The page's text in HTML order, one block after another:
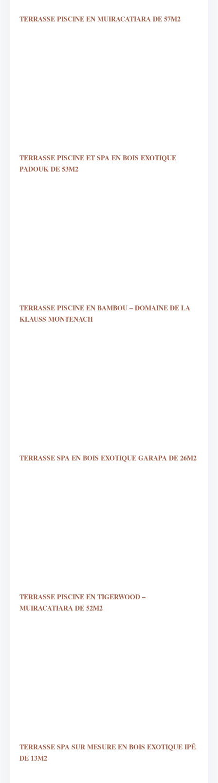
TERRASSE PISCINE EN MUIRACATIARA DE 57M2
TERRASSE PISCINE ET SPA EN BOIS EXOTIQUE
PADOUK DE 53M2
TERRASSE PISCINE EN BAMBOU – DOMAINE DE LA
KLAUSS MONTENACH
TERRASSE SPA EN BOIS EXOTIQUE GARAPA DE 26M2
TERRASSE PISCINE EN TIGERWOOD –
MUIRACATIARA DE 52M2
TERRASSE SPA SUR MESURE EN BOIS EXOTIQUE IPÉ
DE 13M2